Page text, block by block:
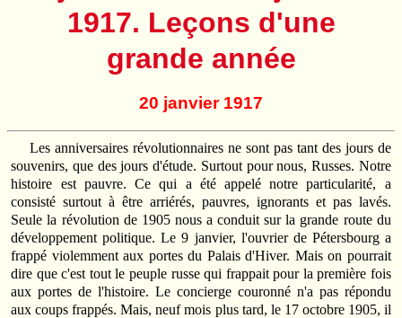
1917. Leçons d'une
grande année
20 janvier 1917
Les anniversaires révolutionnaires ne sont pas tant des jours de
souvenirs, que des jours d'étude. Surtout pour nous, Russes. Notre
histoire est pauvre. Ce qui a été appelé notre particularité, a
consisté surtout à être arriérés, pauvres, ignorants et pas lavés.
Seule la révolution de 1905 nous a conduit sur la grande route du
développement politique. Le 9 janvier, l'ouvrier de Pétersbourg a
frappé violemment aux portes du Palais d'Hiver. Mais on pourrait
dire que c'est tout le peuple russe qui frappait pour la première fois
aux portes de l'histoire. Le concierge couronné n'a pas répondu
aux coups frappés. Mais, neuf mois plus tard, le 17 octobre 1905, il